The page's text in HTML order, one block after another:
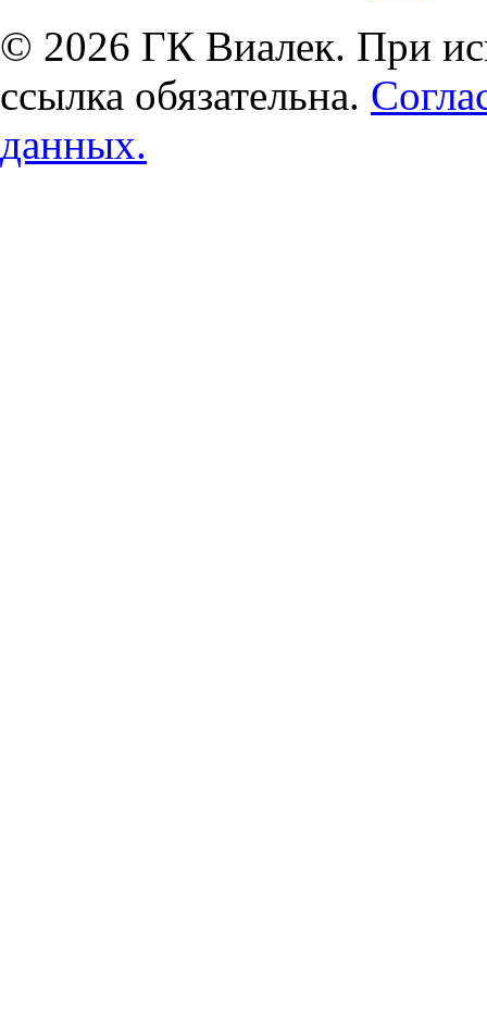
© 2026 ГК Виалек. При
ссылка обязательна.
данных.